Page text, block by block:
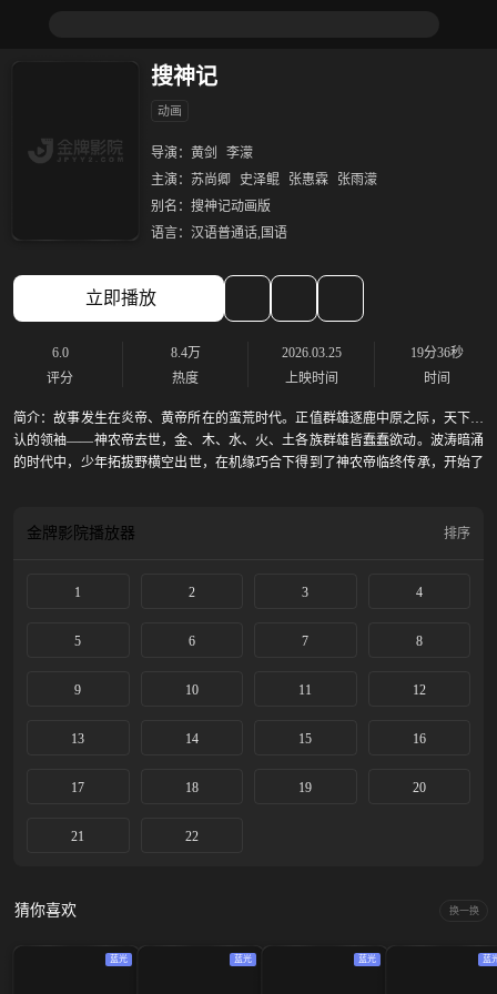
搜神记
动画
导演： 黄剑
李濛
主演： 苏尚卿 史泽鲲 张惠霖
张雨濛
别名： 搜神记动画版
语言： 汉语普通话,国语
立即播放
6.0
评分
8.4万
热度
2026.03.25
上映时间
19分36秒
时间
简介：故事发生在炎帝、黄帝所在的蛮荒时代。正值群雄逐鹿中原之际，天下公
认的领袖——神农帝去世，金、木、水、火、土各族群雄皆蠢蠢欲动。波涛暗涌
的时代中，少年拓拔野横空出世，在机缘巧合下得到了神农帝临终传承，开始了
金牌影院播放器 排序
1 2 3 4
5 6 7 8
9 10 11 12
13 14 15 16
17 18 19 20
21 22
猜你喜欢 换一换
蓝光 蓝光 蓝光 蓝